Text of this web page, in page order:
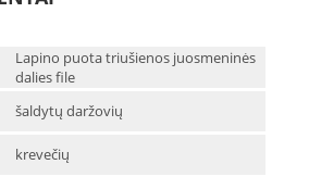
Lapino puota triušienos juosmeninės
dalies file
šaldytų daržovių
krevečių